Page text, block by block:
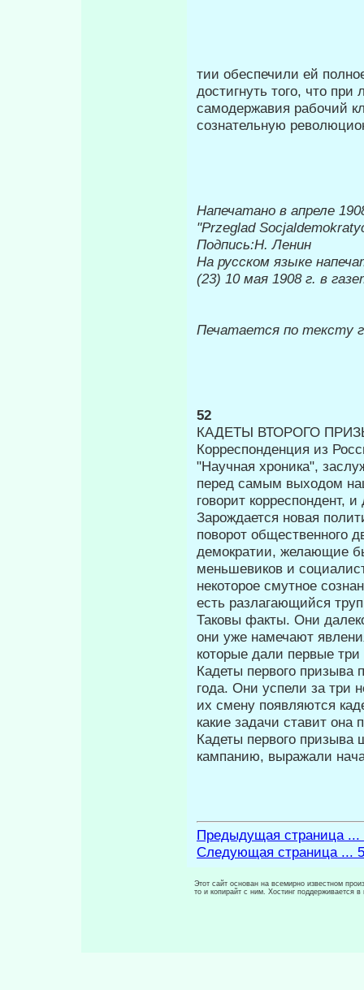
тии обеспечили ей
достиг­нуть того, что
самодержавия рабочий
сознательную
Напечатано в апреле
"Przeglad
Подпись:Η. Ленин
На русском языке
(23) 10 мая 1908 г. в
Печатается по тексту
52
КАДЕТЫ ВТОРОГО
Корреспонденция из
"Научная хроника",
перед самым вы­ходом
говорит корреспондент,
Зарождается новая
пово­рот общественного
демократии, же­лающие
меньшевиков и
некоторое смутное
есть разлагающийся
Таковы факты. Они
они уже намечают
которые дали первые
Кадеты первого призыва
года. Они успели за три
их смену по­являются
какие задачи ставит она
Кадеты первого призыва
кампанию, выражали
Предыдущая страница ...
Следующая страница ...
Этот сайт основан на всемирно известном
то и копирайт с ним. Хостинг поддерживается